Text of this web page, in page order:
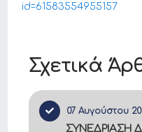
Σχετικά
07 Αυγούστου
ΣΥΝΕΔΡΙΑΣΗ
id=61583554955157